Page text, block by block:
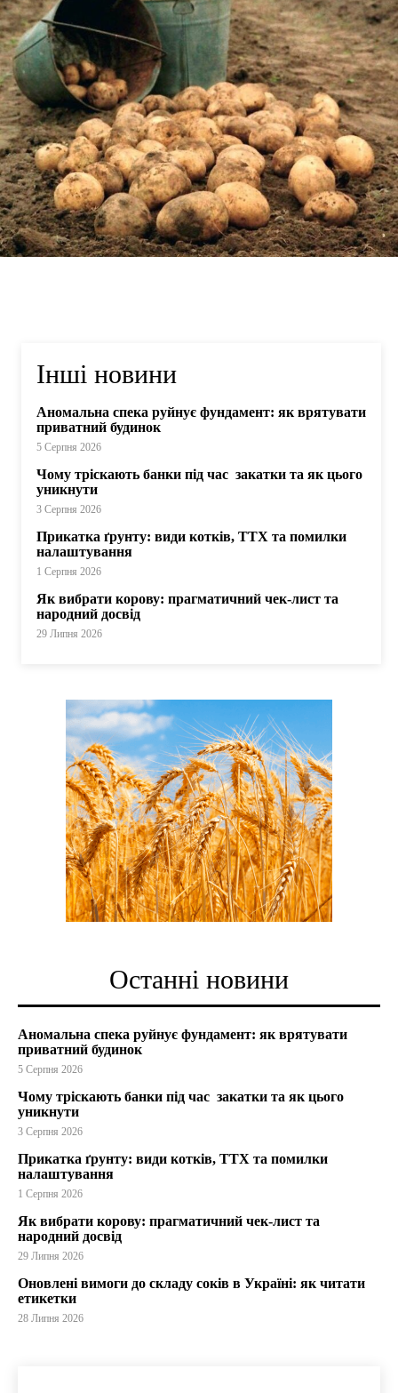
Інші новини
Аномальна спека руйнує фундамент: як врятувати
приватний будинок
5 Серпня 2026
Чому тріскають банки під час закатки та як цього
уникнути
3 Серпня 2026
Прикатка ґрунту: види котків, ТТХ та помилки
налаштування
1 Серпня 2026
Як вибрати корову: прагматичний чек-лист та
народний досвід
29 Липня 2026
Останні новини
Аномальна спека руйнує фундамент: як врятувати
приватний будинок
5 Серпня 2026
Чому тріскають банки під час закатки та як цього
уникнути
3 Серпня 2026
Прикатка ґрунту: види котків, ТТХ та помилки
налаштування
1 Серпня 2026
Як вибрати корову: прагматичний чек-лист та
народний досвід
29 Липня 2026
Оновлені вимоги до складу соків в Україні: як читати
етикетки
28 Липня 2026